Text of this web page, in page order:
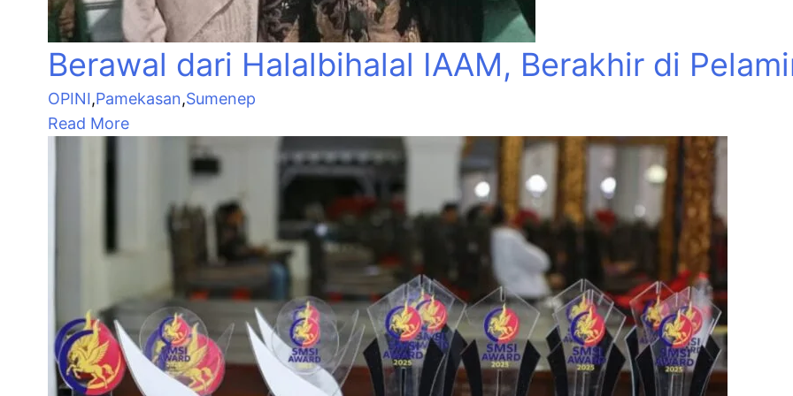
Berawal dari Halalbihalal IAAM, Berakhir di
OPINI,Pamekasan,Sumenep
Read More